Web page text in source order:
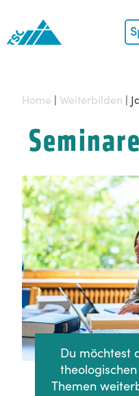
Home | Weiterbilden |
Du möchtest
Themen